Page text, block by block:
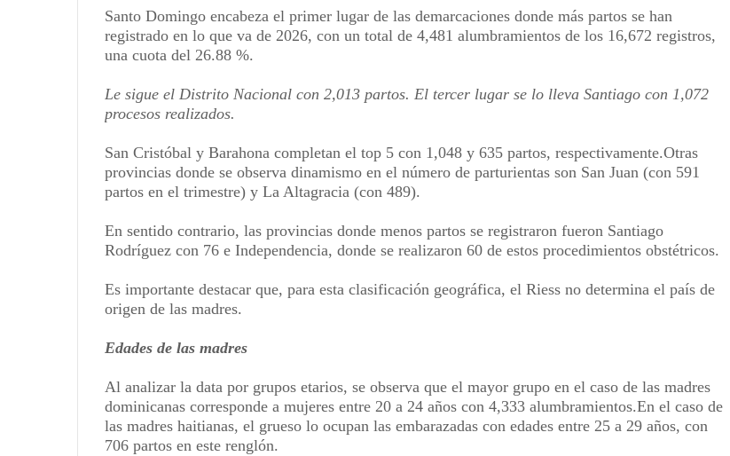
Santo Domingo encabeza el primer lugar de las demarcaciones donde más partos se han
registrado en lo que va de 2026, con un total de 4,481 alumbramientos de los 16,672 registros,
una cuota del 26.88 %.
Le sigue el Distrito Nacional con 2,013 partos. El tercer lugar se lo lleva Santiago con 1,072
procesos realizados.
San Cristóbal y Barahona completan el top 5 con 1,048 y 635 partos, respectivamente.Otras
provincias donde se observa dinamismo en el número de parturientas son San Juan (con 591
partos en el trimestre) y La Altagracia (con 489).
En sentido contrario, las provincias donde menos partos se registraron fueron Santiago
Rodríguez con 76 e Independencia, donde se realizaron 60 de estos procedimientos obstétricos.
Es importante destacar que, para esta clasificación geográfica, el Riess no determina el país de
origen de las madres.
Edades de las madres
Al analizar la data por grupos etarios, se observa que el mayor grupo en el caso de las madres
dominicanas corresponde a mujeres entre 20 a 24 años con 4,333 alumbramientos.En el caso de
las madres haitianas, el grueso lo ocupan las embarazadas con edades entre 25 a 29 años, con
706 partos en este renglón.